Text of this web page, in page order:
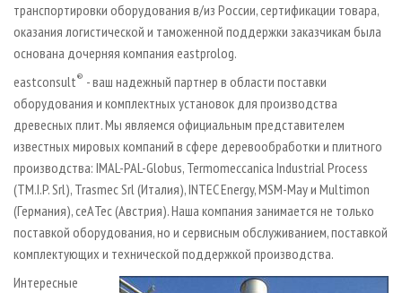
транспортировки оборудования в/из России, сертификации товара,
оказания логистической и таможенной поддержки заказчикам была
основана дочерняя компания eastprolog.
eastconsult® - ваш надежный партнер в области поставки
оборудования и комплектных установок для производства
древесных плит. Мы являемся официальным представителем
известных мировых компаний в сфере деревообработки и плитного
производства: IMAL-PAL-Globus, Termomeccanica Industrial Process
(TM.I.P. Srl), Trasmec Srl (Италия), INTEC Energy, MSM-May и Multimon
(Германия), сeАTec (Австрия). Наша компания занимается не только
поставкой оборудования, но и сервисным обслуживанием, поставкой
комплектующих и технической поддержкой производства.
Интересные